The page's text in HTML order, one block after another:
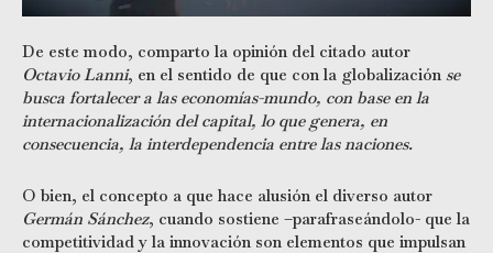
De este modo, comparto la opinión del citado autor
Octavio Lanni, en el sentido de que con la globalización se
busca fortalecer a las economías-mundo, con base en la
internacionalización del capital, lo que genera, en
consecuencia, la interdependencia entre las naciones.
O bien, el concepto a que hace alusión el diverso autor
Germán Sánchez, cuando sostiene –parafraseándolo- que la
competitividad y la innovación son elementos que impulsan